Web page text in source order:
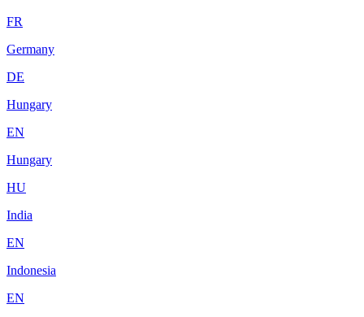
FR
Germany
DE
Hungary
EN
Hungary
HU
India
EN
Indonesia
EN